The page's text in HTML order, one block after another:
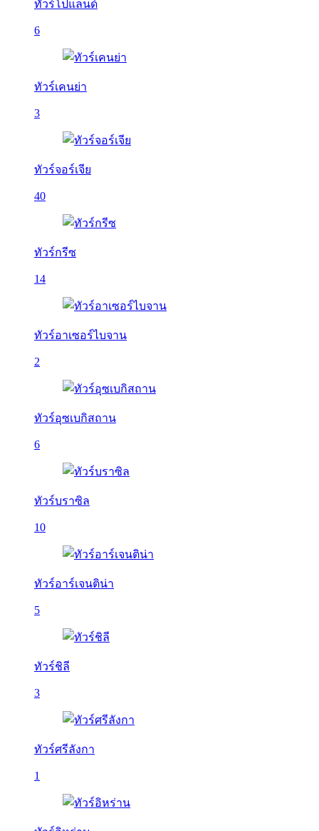
ทัวร์โปแลนด์
6
ทัวร์เคนย่า
3
ทัวร์จอร์เจีย
40
ทัวร์กรีซ
14
ทัวร์อาเซอร์ไบจาน
2
ทัวร์อุซเบกิสถาน
6
ทัวร์บราซิล
10
ทัวร์อาร์เจนติน่า
5
ทัวร์ชิลี
3
ทัวร์ศรีลังกา
1